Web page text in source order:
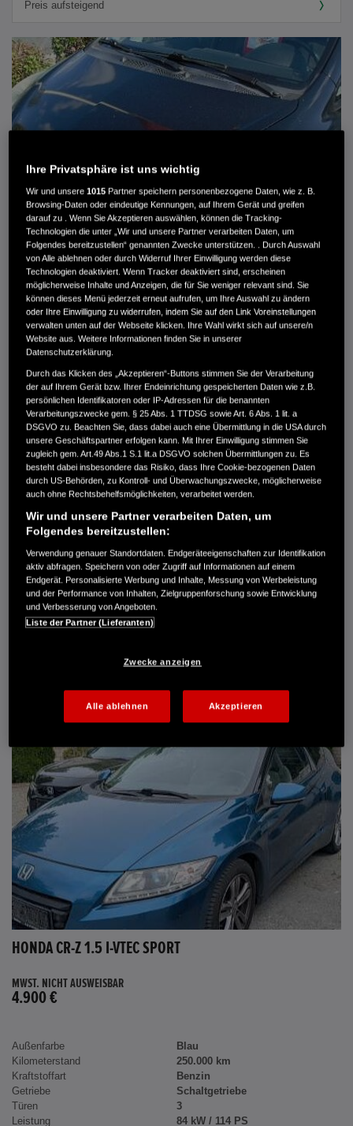
MWST. NICHT AUSWEISBAR
3.900 €
Außenfarbe
crystal black pearl
Kilometerstand
166.000 km
Kraftstoffart
Super
Getriebe
Automatik
Türen
5
Leistung
61 kW / 83 PS
Hubraum
1.339 cm³
Erstzulassung
10.2007
Bauart
Limousine
AUTO HARKE GMBH
Randersweide 59-63
21035 Hamburg
+49 40 735 935 0
DETAILS
HONDA CR-Z 1.5 I-VTEC SPORT
MWST. NICHT AUSWEISBAR
4.900 €
Außenfarbe
Blau
Kilometerstand
250.000 km
Kraftstoffart
Benzin
Getriebe
Schaltgetriebe
Türen
3
Leistung
84 kW / 114 PS
Ihre Privatsphäre ist uns wichtig
Wir und unsere1015 Partner speichern personenbezogene Daten, wie z. B.
Browsing-Daten oder eindeutige Kennungen, auf Ihrem Gerät und greifen
darauf zu . Wenn Sie Akzeptieren auswählen, können die Tracking-
Technologien die unter „Wir und unsere Partner verarbeiten Daten, um
Folgendes bereitzustellen“ genannten Zwecke unterstützen. . Durch Auswahl
von Alle ablehnen oder durch Widerruf Ihrer Einwilligung werden diese
Technologien deaktiviert. Wenn Tracker deaktiviert sind, erscheinen
möglicherweise Inhalte und Anzeigen, die für Sie weniger relevant sind. Sie
können dieses Menü jederzeit erneut aufrufen, um Ihre Auswahl zu ändern
oder Ihre Einwilligung zu widerrufen, indem Sie auf den Link Voreinstellungen
verwalten unten auf der Webseite klicken. Ihre Wahl wirkt sich auf unsere/n
Website aus. Weitere Informationen finden Sie in unserer
Datenschutzerklärung.
Durch das Klicken des „Akzeptieren“-Buttons stimmen Sie der Verarbeitung
der auf Ihrem Gerät bzw. Ihrer Endeinrichtung gespeicherten Daten wie z.B.
persönlichen Identifikatoren oder IP-Adressen für die benannten
Verarbeitungszwecke gem. § 25 Abs. 1 TTDSG sowie Art. 6 Abs. 1 lit. a
DSGVO zu. Beachten Sie, dass dabei auch eine Übermittlung in die USA durch
unsere Geschäftspartner erfolgen kann. Mit Ihrer Einwilligung stimmen Sie
zugleich gem. Art.49 Abs.1 S.1 lit.a DSGVO solchen Übermittlungen zu. Es
besteht dabei insbesondere das Risiko, dass Ihre Cookie-bezogenen Daten
durch US-Behörden, zu Kontroll- und Überwachungszwecke, möglicherweise
auch ohne Rechtsbehelfsmöglichkeiten, verarbeitet werden.
Wir und unsere Partner verarbeiten Daten, um
Folgendes bereitzustellen:
Verwendung genauer Standortdaten. Endgeräteeigenschaften zur Identifikation
aktiv abfragen. Speichern von oder Zugriff auf Informationen auf einem
Endgerät. Personalisierte Werbung und Inhalte, Messung von Werbeleistung
und der Performance von Inhalten, Zielgruppenforschung sowie Entwicklung
und Verbesserung von Angeboten.
Liste der Partner (Lieferanten)
Zwecke anzeigen
Alle ablehnen Akzeptieren